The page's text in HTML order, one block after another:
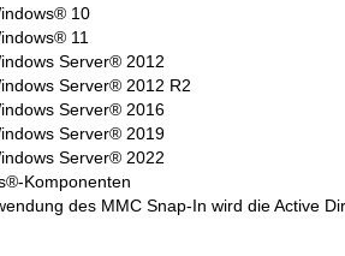
10
11
Server® 2012
Server® 2012 R2
Server® 2016
Server® 2019
Server® 2022
Komponenten
des MMC Snap-In wird die Active